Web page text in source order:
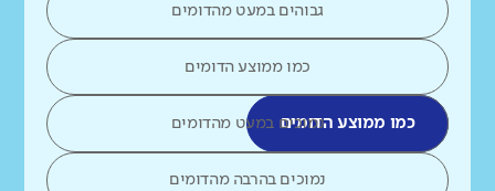
גבוהים במעט מהדומים
כמו ממוצע הדומים
כמו ממוצע הדומיםנמוכים במעט מהדומים
נמוכים בהרבה מהדומים